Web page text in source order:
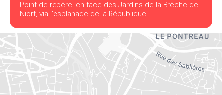
Point de repère :en face des Jardins de la Brèche de
Niort, via l'esplanade de la République.